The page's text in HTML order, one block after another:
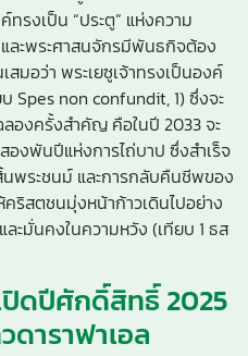
รงเป็น “ประตู” แห่งความ
ละพระศาสนจักรมีพันธกิจต้อง
มอว่า พระเยซูเจ้าทรงเป็นองค์
บ Spes non confundit, 1) ซึ่งจะ
ลองครั้งสำคัญ คือในปี 2033 จะ
งพันปีแห่งการไถ่บาป ซึ่งสำเร็จ
พระชนม์ และการกลับคืนชีพของ
คริสตชนมุ่งหน้าก้าวเดินไปอย่าง
ะมั่นคงในความหวัง (เทียบ 1 ธส
ดปีศักดิ์สิทธิ์ 2025
าราฟาเอล